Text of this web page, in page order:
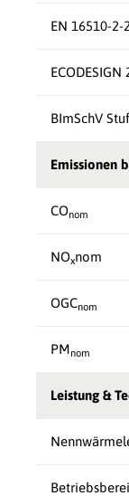
EN 16510-2-
ECODESIGN
BImSchV
Emissionen
COnom
NOxnom
OGCnom
PMnom
Leistung &